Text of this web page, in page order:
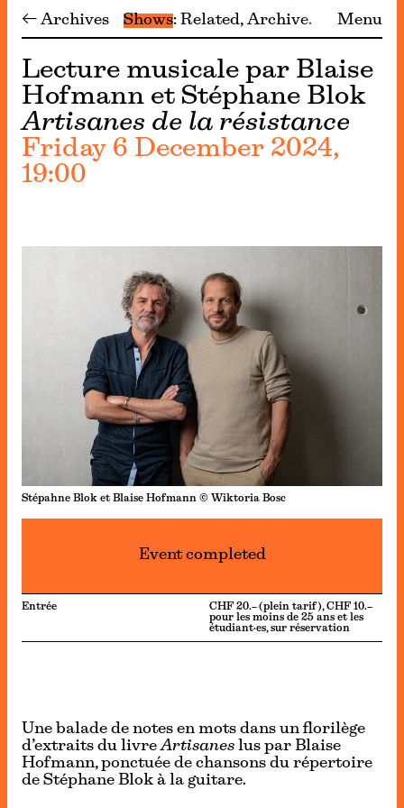
← Archives Shows Related Archive Menu
Lecture musicale par Blaise
Hofmann et Stéphane Blok
Artisanes de la résistance
Friday 6 December 2024,
19:00
Stépahne Blok et Blaise Hofmann © Wiktoria Bosc
Event completed
Entrée
CHF 20.– (plein tarif), CHF 10.–
pour les moins de 25 ans et les
étudiant·es, sur réservation
Une balade de notes en mots dans un florilège
d’extraits du livreArtisanes lus par Blaise
Hofmann, ponctuée de chansons du répertoire
de Stéphane Blok à la guitare.